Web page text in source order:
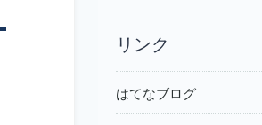
リンク
はてなブログ